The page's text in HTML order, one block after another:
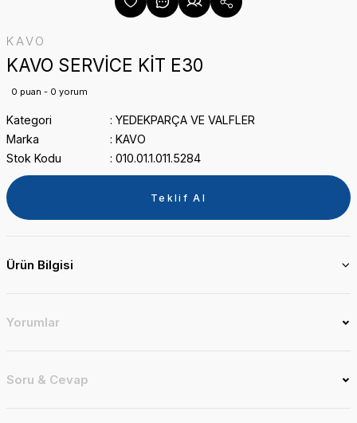
KAVO
KAVO SERVİCE KİT E30
0 puan - 0 yorum
Kategori
YEDEKPARÇA VE VALFLER
Marka
KAVO
Stok Kodu
010.01.1.011.5284
Teklif Al
Ürün Bilgisi
Yorumlar
Soru & Cevap